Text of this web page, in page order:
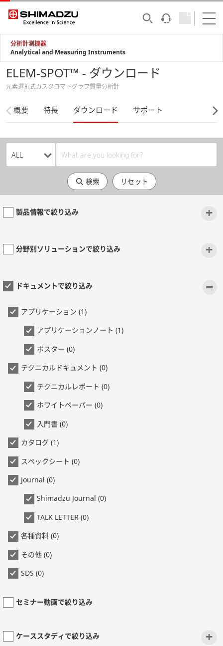
分析計測機器
Analytical and Measuring Instruments
ELEM-SPOT™ - ダウンロード
元素選択式ガスクロマトグラフ質量分析計
概要 特長 ダウンロード サポート
検索 リセット
製品情報で絞り込み +
分野別ソリューションで絞り込み +
ドキュメントで絞り込み -
アプリケーション (1)
アプリケーションノート (1)
ポスター (0)
テクニカルドキュメント (0)
テクニカルレポート (0)
ホワイトペーパー (0)
入門書 (0)
カタログ (1)
スペックシート (0)
Journal (0)
Shimadzu Journal (0)
TALK LETTER (0)
各種資料 (0)
その他 (0)
SDS (0)
セミナー動画で絞り込み
ケーススタディで絞り込み +